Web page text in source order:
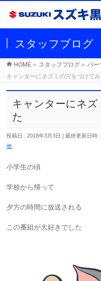
スタッフブログ
HOME » スタッフブログ » パー
キャンターにネズミの穴をつけて
キャンターにネ
た
投稿日 : 2018年3月3日 最終更新日時
他
小学生の頃
学校から帰って
夕方の時間に放送される
この番組が大好きでした